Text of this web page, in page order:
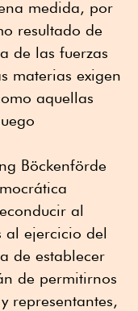
medida, por
resultado de
de las fuerzas
materias exigen
aquellas
Böckenförde
al
al ejercicio del
de establecer
de permitirnos
representantes,